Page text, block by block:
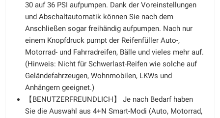
30 auf 36 PSI aufpumpen. Dank der Voreinstellungen
und Abschaltautomatik können Sie nach dem
Anschließen sogar freihändig aufpumpen. Nach nur
einem Knopfdruck pumpt der Reifenfüller Auto-,
Motorrad- und Fahrradreifen, Bälle und vieles mehr auf.
(Hinweis: Nicht für Schwerlast-Reifen wie solche auf
Geländefahrzeugen, Wohnmobilen, LKWs und
Anhängern geeignet.)
【BENUTZERFREUNDLICH】 Je nach Bedarf haben
Sie die Auswahl aus 4+N Smart-Modi (Auto, Motorrad,